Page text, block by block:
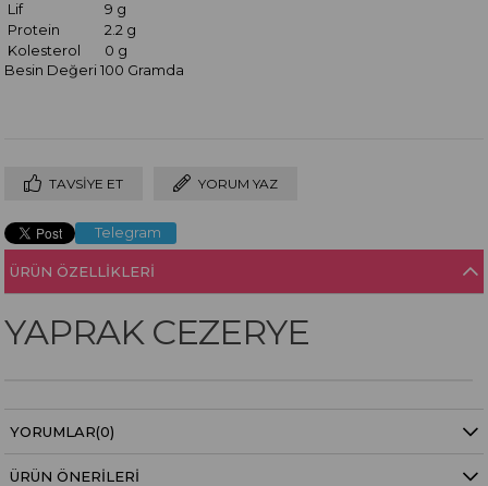
Lif
9 g
Protein
2.2 g
Kolesterol
0 g
Besin Değeri 100 Gramda
TAVSIYE ET YORUM YAZ
Telegram
ÜRÜN ÖZELLIKLERI
YAPRAK CEZERYE
YORUMLAR(0)
ÜRÜN ÖNERILERI